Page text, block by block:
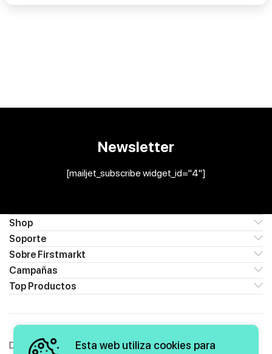
Newsletter
[mailjet_subscribe widget_id="4"]
Shop
Soporte
Sobre Firstmarkt
Campañas
Top Productos
Descubre las novedades y ofertas
Esta web utiliza cookies para